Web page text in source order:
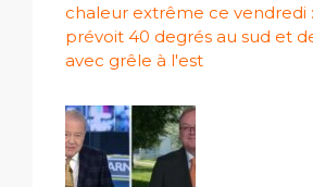
chaleur extrême ce vendredi
prévoit 40 degrés au sud et
avec grêle à l'est